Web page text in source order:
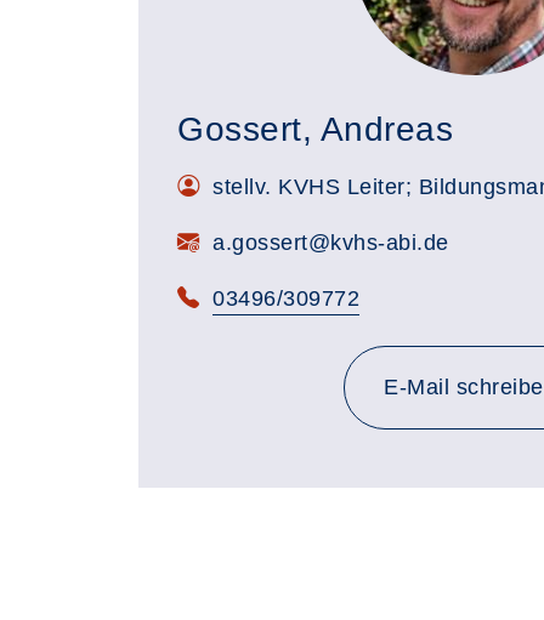
Gossert, Andreas
stellv. KVHS Leiter;
a.gossert@kvhs-abi.de
03496/309772
E-Mail an